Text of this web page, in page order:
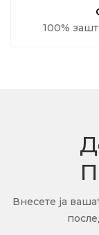
100%
Внесете ја